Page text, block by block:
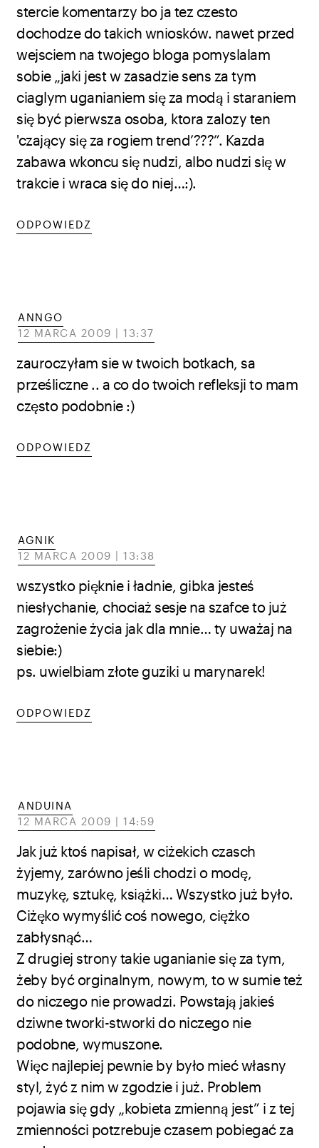
stercie komentarzy bo ja tez czesto
dochodze do takich wniosków. nawet przed
wejsciem na twojego bloga pomyslalam
sobie „jaki jest w zasadzie sens za tym
ciaglym uganianiem się za modą i staraniem
się być pierwsza osoba, ktora zalozy ten
'czający się za rogiem trend’???”. Kazda
zabawa wkoncu się nudzi, albo nudzi się w
trakcie i wraca się do niej…:).
ODPOWIEDZ
ANNGO
12 MARCA 2009 | 13:37
zauroczyłam sie w twoich botkach, sa
prześliczne .. a co do twoich refleksji to mam
często podobnie :)
ODPOWIEDZ
AGNIK
12 MARCA 2009 | 13:38
wszystko pięknie i ładnie, gibka jesteś
niesłychanie, chociaż sesje na szafce to już
zagrożenie życia jak dla mnie… ty uważaj na
siebie:)
ps. uwielbiam złote guziki u marynarek!
ODPOWIEDZ
ANDUINA
12 MARCA 2009 | 14:59
Jak już ktoś napisał, w ciżekich czasch
żyjemy, zarówno jeśli chodzi o modę,
muzykę, sztukę, książki… Wszystko już było.
Ciżęko wymyślić coś nowego, ciężko
zabłysnąć…
Z drugiej strony takie uganianie się za tym,
żeby być orginalnym, nowym, to w sumie też
do niczego nie prowadzi. Powstają jakieś
dziwne tworki-stworki do niczego nie
podobne, wymuszone.
Więc najlepiej pewnie by było mieć własny
styl, żyć z nim w zgodzie i już. Problem
pojawia się gdy „kobieta zmienną jest” i z tej
zmienności potzrebuje czasem pobiegać za